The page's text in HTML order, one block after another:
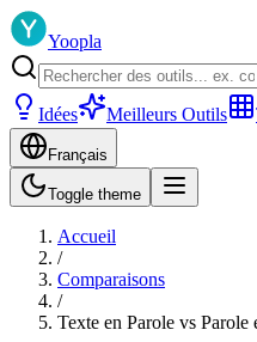
Yoopla
Idées Meilleurs Outils
Français
Toggle theme
Accueil
/
Comparaisons
/
Texte en Parole vs